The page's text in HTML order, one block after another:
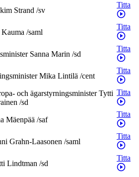
Strand /sv
Titta
Kauma /saml
Titta
Sanna Marin /sd
Titta
Mika Lintilä /cent
Titta
och ägarstyrningsminister Tytti
/sd
Titta
Mäenpää /saf
Titta
Grahn-Laasonen /saml
Titta
Lindtman /sd
Titta